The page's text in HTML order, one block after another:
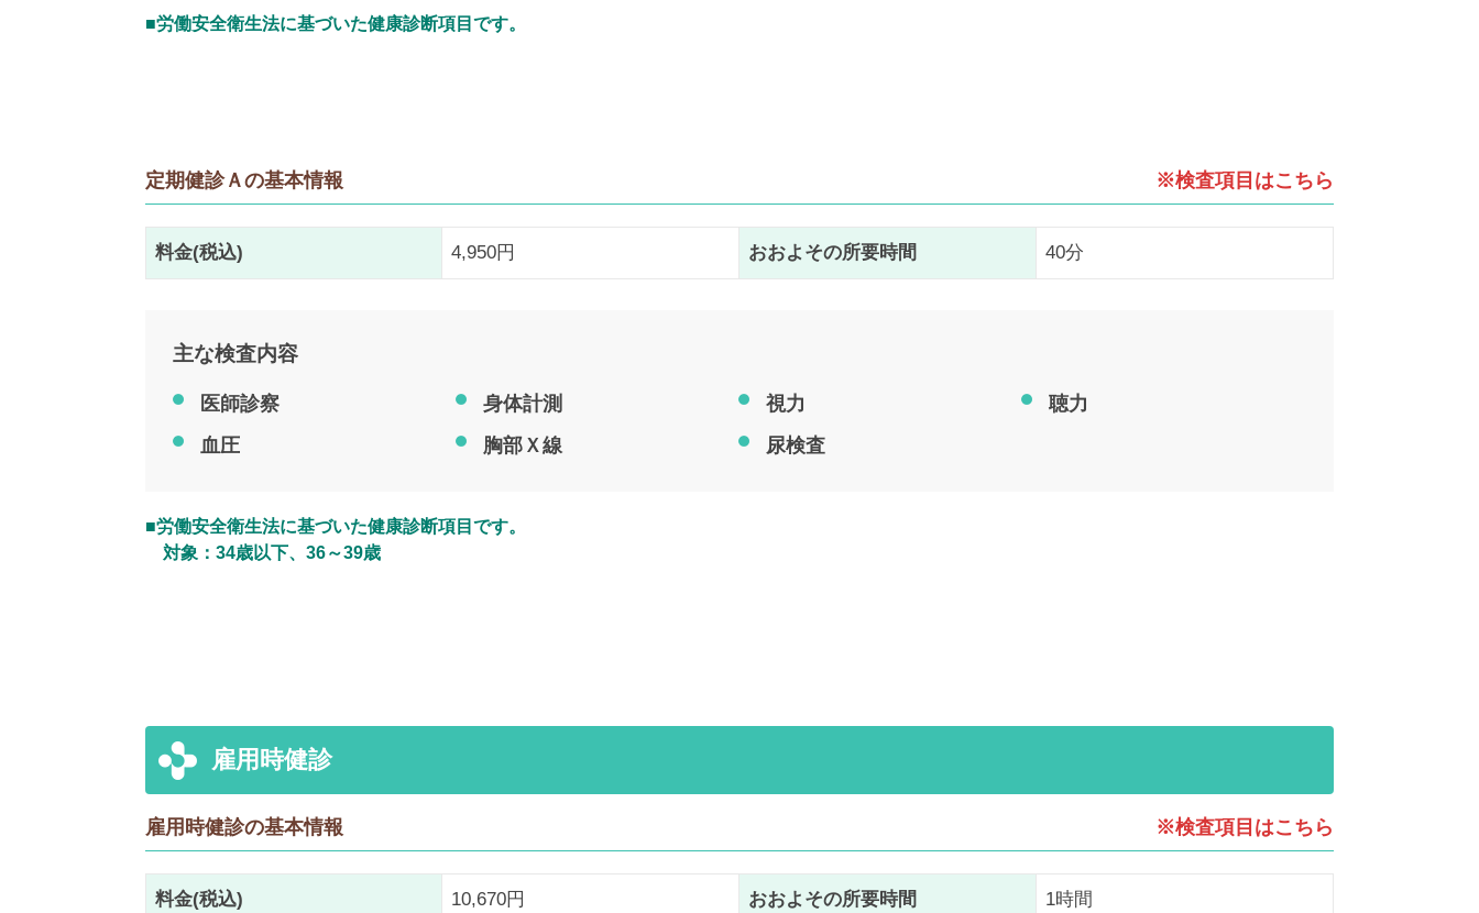
■労働安全衛生法に基づいた健康診断項目です。
定期健診Ａの基本情報 ※検査項目はこちら
料金(税込) 4,950円 おおよその所要時間 40分
主な検査内容
医師診察 身体計測 視力
聴力
血圧
胸部Ｘ線 尿検査
■労働安全衛生法に基づいた健康診断項目です。
対象：34歳以下、36～39歳
雇用時健診
雇用時健診の基本情報 ※検査項目はこちら
料金(税込) 10,670円 おおよその所要時間 1時間